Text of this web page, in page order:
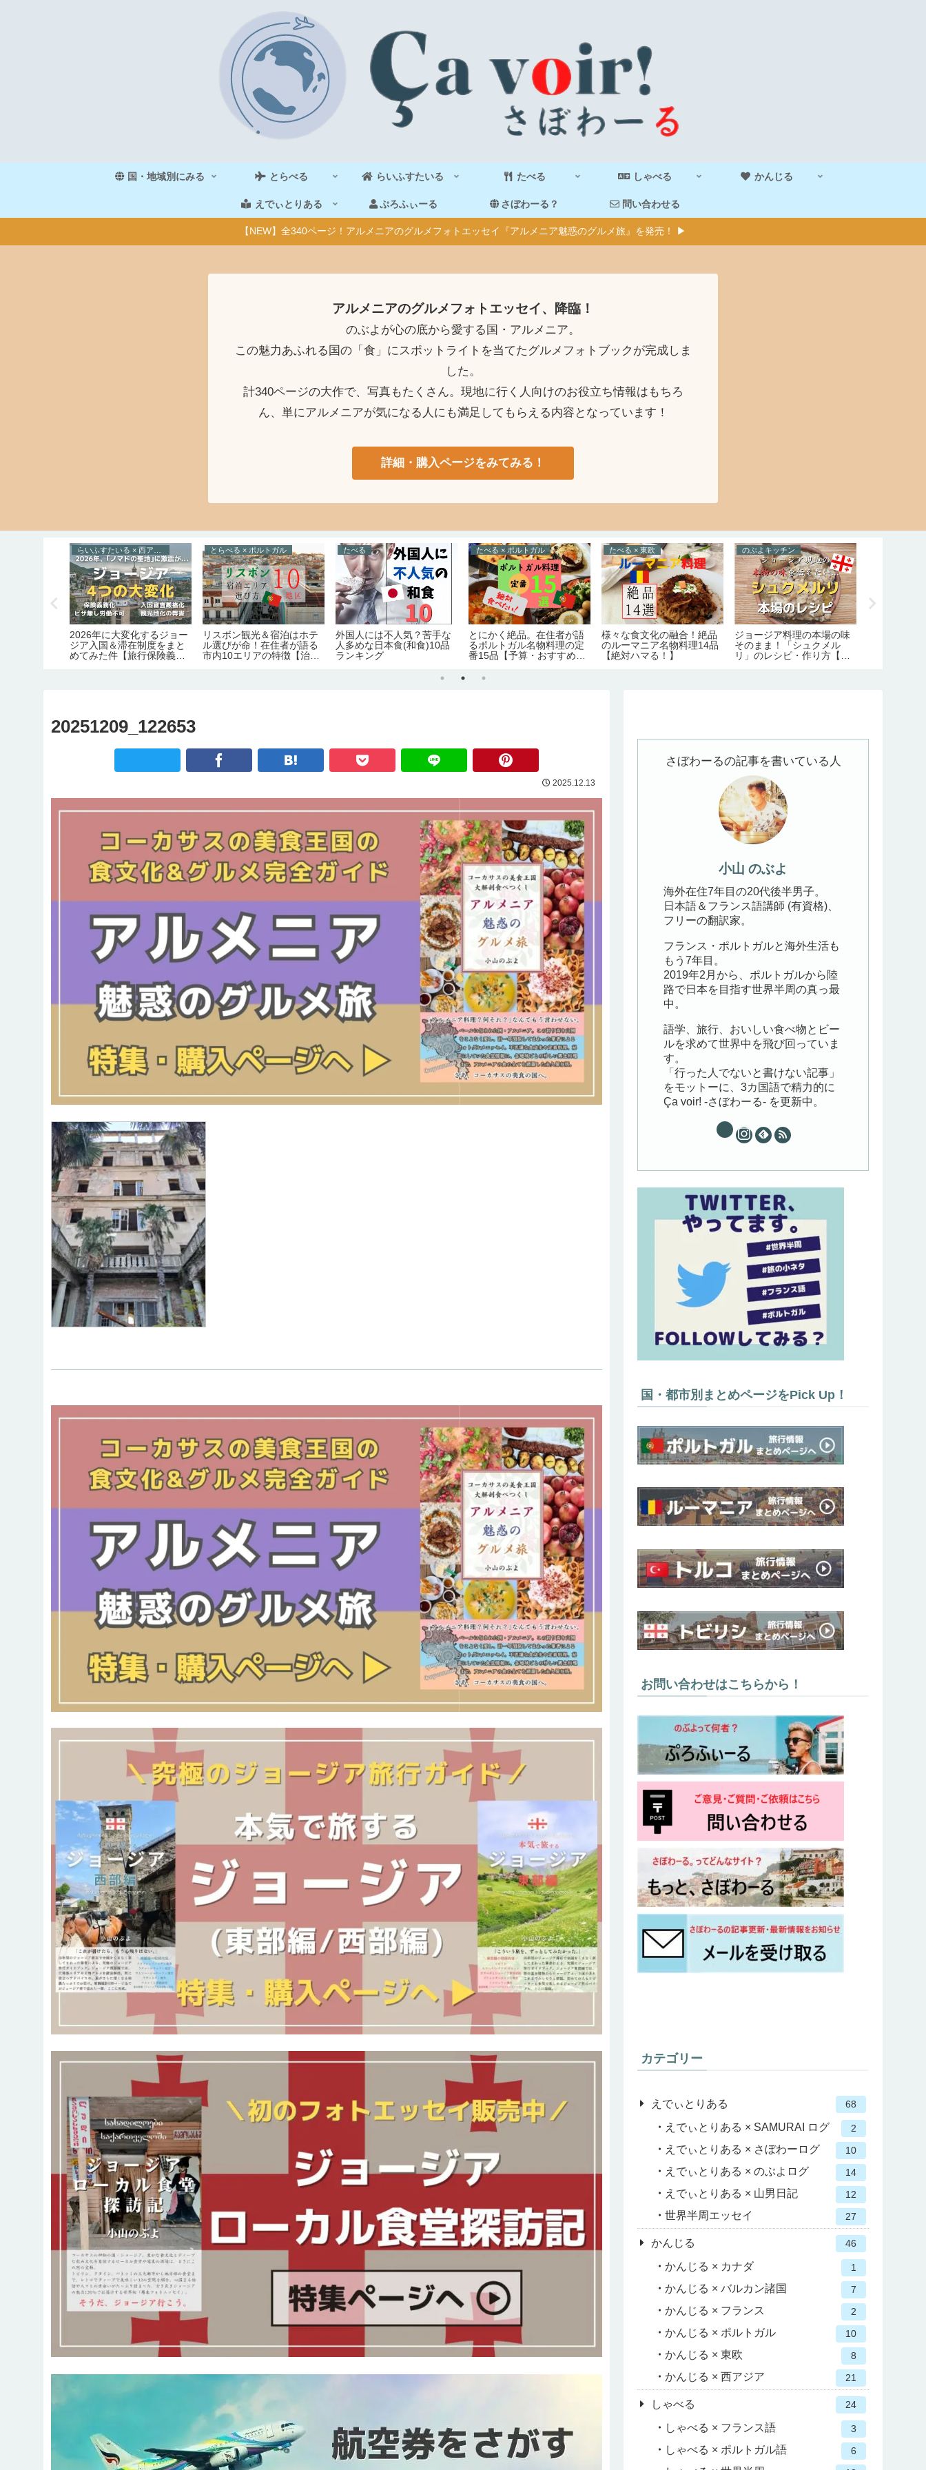
国・地域別にみる とらべる らいふすたいる たべる しゃべる かんじる
えでぃとりある ぷろふぃーる さぼわーる？ 問い合わせる
【NEW】全340ページ！アルメニアのグルメフォトエッセイ『アルメニア魅惑のグルメ旅』を発売！ ▶
アルメニアのグルメフォトエッセイ、降臨！
のぶよが心の底から愛する国・アルメニア。
この魅力あふれる国の「食」にスポットライトを当てたグルメフォトブックが完成しま
した。
計340ページの大作で、写真もたくさん。現地に行く人向けのお役立ち情報はもちろ
ん、単にアルメニアが気になる人にも満足してもらえる内容となっています！
詳細・購入ページをみてみる！
2026年に大変化するジョー
ジア入国＆滞在制度をまと
めてみた件【旅行保険義務
とらべる × ポルトガル
リスボン観光＆宿泊はホテ
ル選びが命！在住者が語る
市内10エリアの特徴【治
たべる
外国人には不人気？苦手な
人多めな日本食(和食)10品
ランキング
たべる × ポルトガル
とにかく絶品。在住者が語
るポルトガル名物料理の定
番15品【予算・おすすめレ
たべる × 東欧
様々な食文化の融合！絶品
のルーマニア名物料理14品
【絶対ハマる！】
のぶよキッチン
ジョージア料理の本場の味
そのまま！「シュクメル
リ」のレシピ・作り方【の
20251209_122653
2025.12.13
さぼわーるの記事を書いている人
小山 のぶよ
海外在住7年目の20代後半男子。
日本語＆フランス語講師 (有資格)、
フリーの翻訳家。
フランス・ポルトガルと海外生活も
もう7年目。
2019年2月から、ポルトガルから陸
路で日本を目指す世界半周の真っ最
中。
語学、旅行、おいしい食べ物とビー
ルを求めて世界中を飛び回っていま
す。
「行った人でないと書けない記事」
をモットーに、3カ国語で精力的に
Ça voir! -さぼわーる- を更新中。
国・都市別まとめページをPick Up！
お問い合わせはこちらから！
カテゴリー
えでぃとりある 68
えでぃとりある × SAMURAI ログ 2
えでぃとりある × さぼわーログ 10
えでぃとりある × のぶよログ 14
えでぃとりある × 山男日記 12
世界半周エッセイ 27
かんじる 46
かんじる × カナダ 1
かんじる × バルカン諸国 7
かんじる × フランス 2
かんじる × ポルトガル 10
かんじる × 東欧 8
かんじる × 西アジア 21
しゃべる 24
しゃべる × フランス語 3
しゃべる × ポルトガル語 6